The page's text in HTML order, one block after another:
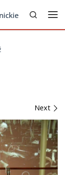
Search
Next